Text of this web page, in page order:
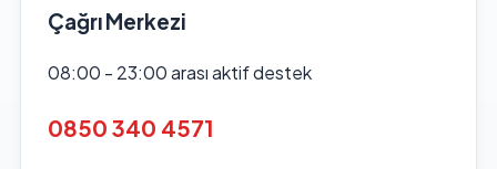
Çağrı Merkezi
08:00 - 23:00 arası aktif destek
0850 340 4571